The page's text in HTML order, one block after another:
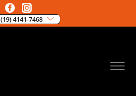
(19) 4141-7468